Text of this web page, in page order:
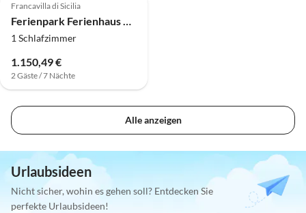
Francavilla di Sicilia
Ferienpark Ferienhaus Regina Pacis in Sizilien zwischen
1 Schlafzimmer
1.150,49 €
2 Gäste / 7 Nächte
Alle anzeigen
Urlaubsideen
Nicht sicher, wohin es gehen soll? Entdecken Sie
perfekte Urlaubsideen!